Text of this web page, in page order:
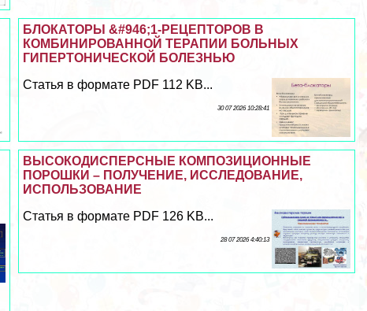
БЛОКАТОРЫ &#946;1-РЕЦЕПТОРОВ В
КОМБИНИРОВАННОЙ ТЕРАПИИ БОЛЬНЫХ
ГИПЕРТОНИЧЕСКОЙ БОЛЕЗНЬЮ
Статья в формате PDF 112 KB...
30 07 2026 10:28:41
ВЫСОКОДИСПЕРСНЫЕ КОМПОЗИЦИОННЫЕ
ПОРОШКИ – ПОЛУЧЕНИЕ, ИССЛЕДОВАНИЕ,
ИСПОЛЬЗОВАНИЕ
Статья в формате PDF 126 KB...
28 07 2026 4:40:13